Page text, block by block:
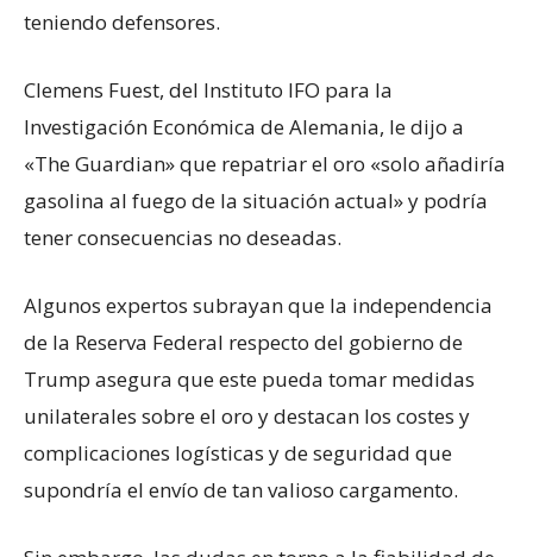
teniendo defensores.
Clemens Fuest, del Instituto IFO para la
Investigación Económica de Alemania, le dijo a
«The Guardian» que repatriar el oro «solo añadiría
gasolina al fuego de la situación actual» y podría
tener consecuencias no deseadas.
Algunos expertos subrayan que la independencia
de la Reserva Federal respecto del gobierno de
Trump asegura que este pueda tomar medidas
unilaterales sobre el oro y destacan los costes y
complicaciones logísticas y de seguridad que
supondría el envío de tan valioso cargamento.